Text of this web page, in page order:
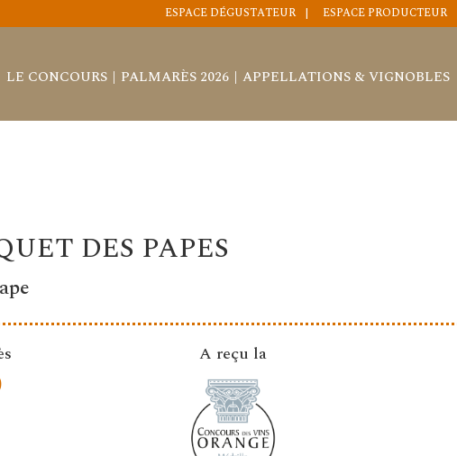
ESPACE DÉGUSTATEUR ESPACE PRODUCTEUR
LE CONCOURS PALMARÈS 2026 APPELLATIONS & VIGNOBLES
DES PAPES
A reçu la